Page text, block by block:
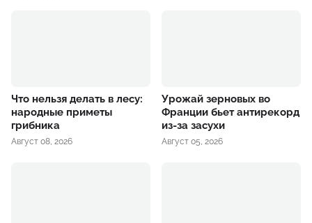
Что нельзя делать в лесу:
народные приметы
грибника
Август 08, 2026
Урожай зерновых во
Франции бьет антирекорд
из-за засухи
Август 05, 2026